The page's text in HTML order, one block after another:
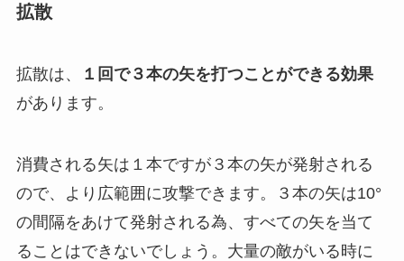
拡散
拡散は、
１回で３本の矢を打つことができる効果
があります。
消費される矢は１本ですが３本の矢が発射される
ので、より広範囲に攻撃できます。３本の矢は10°
の間隔をあけて発射される為、すべての矢を当て
ることはできないでしょう。大量の敵がいる時に